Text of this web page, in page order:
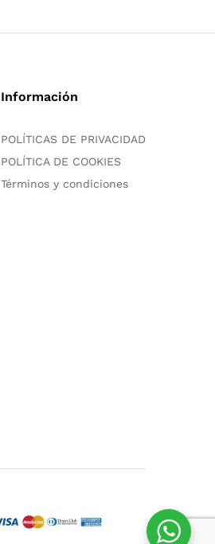
Información
POLÍTICAS DE PRIVACIDAD
POLÍTICA DE COOKIES
Términos y condiciones